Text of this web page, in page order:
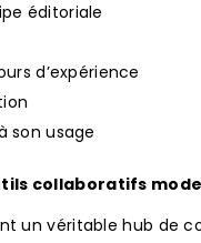
éditoriale
d’expérience
son usage
collaboratifs
un véritable hub de